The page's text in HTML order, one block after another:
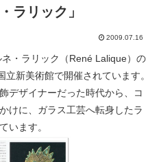
ラリック」
2009.07.16
・ラリック（René Lalique）の
新美術館で開催されています。
デザイナーだった時代から、コ
けに、ガラス工芸へ転身したラ
います。